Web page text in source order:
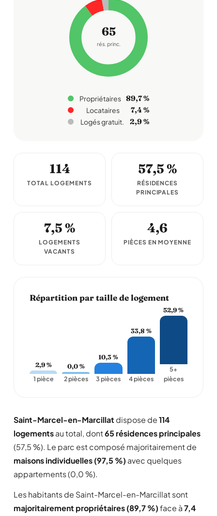
65
rés. princ.
Propriétaires 89,7 %
Locataires 7,4 %
Logés gratuit. 2,9 %
114
TOTAL LOGEMENTS
57,5 %
RÉSIDENCES
PRINCIPALES
7,5 %
LOGEMENTS
VACANTS
4,6
PIÈCES EN MOYENNE
Répartition par taille de logement
2,9 %
1 pièce
0,0 %
2 pièces
10,3 %
3 pièces
33,8 %
4 pièces
52,9 %
5+
pièces
Saint-Marcel-en-Marcillat dispose de114
logementsau total, dont65 résidences principales
(57,5 %). Le parc est composé majoritairement de
maisons individuelles (97,5 %) avec quelques
appartements (0,0 %).
Les habitants de Saint-Marcel-en-Marcillat sont
majoritairement propriétaires (89,7 %)face à7,4